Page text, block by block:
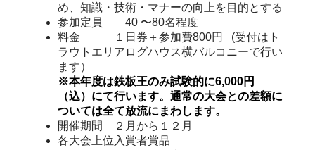
め、知識・技術・マナーの向上を目的とする
参加定員 40 〜80名程度
料金 １日券＋参加費800円 (受付はト
ラウトエリアログハウス横バルコニーで行い
ます）
※本年度は鉄板王のみ試験的に6,000円
（込）にて行います。通常の大会との差額に
ついては全て放流にまわします。
開催期間 ２月から１２月
各大会上位入賞者賞品